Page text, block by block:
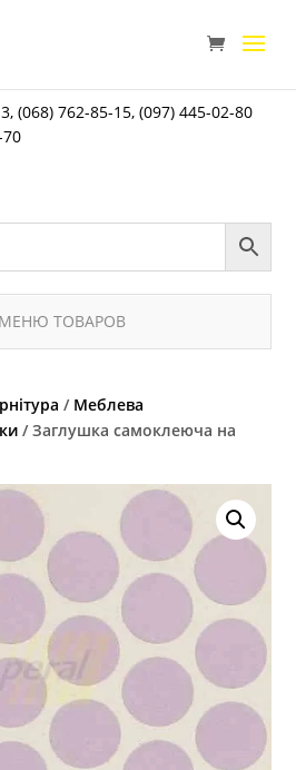
,(068) 762-85-15,(097) 445-02-80
МЕНЮ ТОВАРОВ
/ Меблева
/ Заглушка самоклеюча на